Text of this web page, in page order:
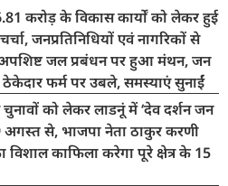
करोड़ के विकास कार्यों को लेकर हुई
जनप्रतिनिधियों एवं नागरिकों से
जल प्रबंधन पर हुआ मंथन, जन
फर्म पर उबले, समस्याएं सुनाईं
को लेकर लाडनूं में ‘देव दर्शन जन
अगस्त से, भाजपा नेता ठाकुर करणी
काफिला करेगा पूरे क्षेत्र के 15